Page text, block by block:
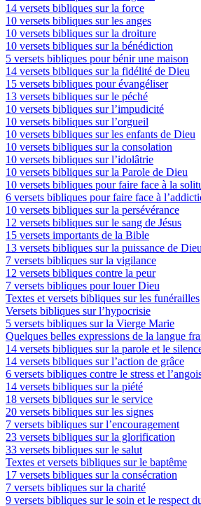
14 versets bibliques sur la force
10 versets bibliques sur les anges
10 versets bibliques sur la droiture
10 versets bibliques sur la bénédiction
5 versets bibliques pour bénir une maison
14 versets bibliques sur la fidélité de Dieu
15 versets bibliques pour évangéliser
13 versets bibliques sur le péché
10 versets bibliques sur l’impudicité
10 versets bibliques sur l’orgueil
10 versets bibliques sur les enfants de Dieu
10 versets bibliques sur la consolation
10 versets bibliques sur l’idolâtrie
10 versets bibliques sur la Parole de Dieu
10 versets bibliques pour faire face à la
6 versets bibliques pour faire face à
10 versets bibliques sur la persévérance
12 versets bibliques sur le sang de Jésus
15 versets importants de la Bible
13 versets bibliques sur la puissance de Dieu
7 versets bibliques sur la vigilance
12 versets bibliques contre la peur
7 versets bibliques pour louer Dieu
Textes et versets bibliques sur les funérailles
Versets bibliques sur l’hypocrisie
5 versets bibliques sur la Vierge Marie
Quelques belles expressions de la langue
14 versets bibliques sur la parole et le
14 versets bibliques sur l’action de grâce
6 versets bibliques contre le stress et
14 versets bibliques sur la piété
18 versets bibliques sur le service
20 versets bibliques sur les signes
7 versets bibliques sur l’encouragement
23 versets bibliques sur la glorification
33 versets bibliques sur le salut
Textes et versets bibliques sur le baptême
17 versets bibliques sur la consécration
7 versets bibliques sur la charité
9 versets bibliques sur le soin et le respect